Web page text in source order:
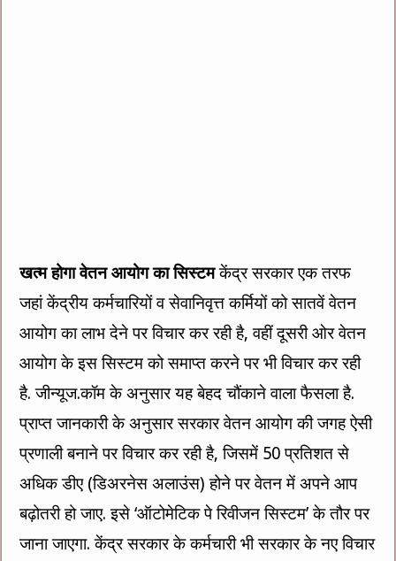
खत्म होगा वेतन आयोग का सिस्टमकेंद्र सरकार एक तरफ
जहां केंद्रीय कर्मचारियों व सेवानिवृत्त कर्मियों को सातवें वेतन
आयोग का लाभ देने पर विचार कर रही है, वहीं दूसरी ओर वेतन
आयोग के इस सिस्टम को समाप्त करने पर भी विचार कर रही
है. जीन्यूज.कॉम के अनुसार यह बेहद चौंकाने वाला फैसला है.
प्राप्त जानकारी के अनुसार सरकार वेतन आयोग की जगह ऐसी
प्रणाली बनाने पर विचार कर रही है, जिसमें 50 प्रतिशत से
अधिक डीए (डिअरनेस अलाउंस) होने पर वेतन में अपने आप
बढ़ोतरी हो जाए. इसे ‘ऑटोमेटिक पे रिवीजन सिस्टम’ के तौर पर
जाना जाएगा. केंद्र सरकार के कर्मचारी भी सरकार के नए विचार